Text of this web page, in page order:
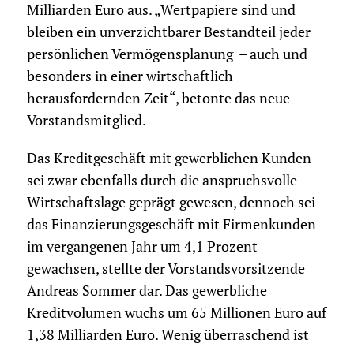
Milliarden Euro aus. „Wertpapiere sind und
bleiben ein unverzichtbarer Bestandteil jeder
persönlichen Vermögensplanung – auch und
besonders in einer wirtschaftlich
herausfordernden Zeit“, betonte das neue
Vorstandsmitglied.
Das Kreditgeschäft mit gewerblichen Kunden
sei zwar ebenfalls durch die anspruchsvolle
Wirtschaftslage geprägt gewesen, dennoch sei
das Finanzierungsgeschäft mit Firmenkunden
im vergangenen Jahr um 4,1 Prozent
gewachsen, stellte der Vorstandsvorsitzende
Andreas Sommer dar. Das gewerbliche
Kreditvolumen wuchs um 65 Millionen Euro auf
1,38 Milliarden Euro. Wenig überraschend ist